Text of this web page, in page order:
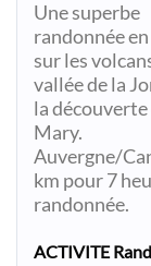
Une superbe
randonnée
sur les
vallée de la
la découverte
Mary.
Auvergne/
km pour 7
randonnée.
ACTIVITE